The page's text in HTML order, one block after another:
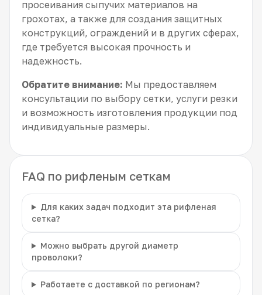
просеивания сыпучих материалов на
грохотах, а также для создания защитных
конструкций, ограждений и в других сферах,
где требуется высокая прочность и
надежность.
Обратите внимание: Мы предоставляем
консультации по выбору сетки, услуги резки
и возможность изготовления продукции под
индивидуальные размеры.
FAQ по рифленым сеткам
Для каких задач подходит эта рифленая
сетка?
Можно выбрать другой диаметр
проволоки?
Работаете с доставкой по регионам?